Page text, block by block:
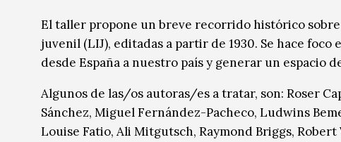
Música Música
Sin categoríaSin categoría
El taller propone un breve recorrido histórico
juvenil (LIJ), editadas a partir de 1930. Se hace
desde España a nuestro país y generar un espacio
Algunos de las/os autoras/es a tratar, son: Roser
Sánchez, Miguel Fernández-Pacheco, Ludwins
Louise Fatio, Ali Mitgutsch, Raymond Briggs,